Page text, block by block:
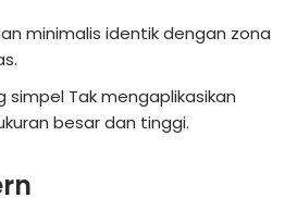
minimalis identik dengan zona
simpel Tak mengaplikasikan
besar dan tinggi.